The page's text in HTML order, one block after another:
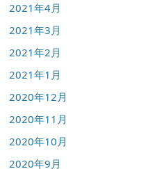
2021年4月
2021年3月
2021年2月
2021年1月
2020年12月
2020年11月
2020年10月
2020年9月